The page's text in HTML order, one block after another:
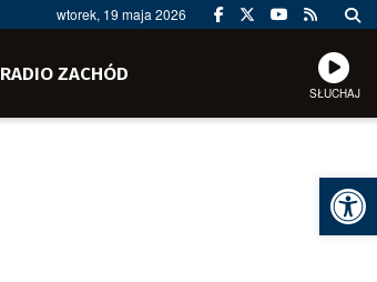
wtorek, 19 maja 2026
RADIO ZACHÓD
SŁUCHAJ